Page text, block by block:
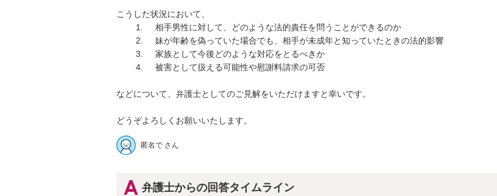
こうした状況において、
などについて、弁護士としてのご見解をいただけますと幸いです。
どうぞよろしくお願いいたします。
匿名で さん
弁護士からの回答タイムライン